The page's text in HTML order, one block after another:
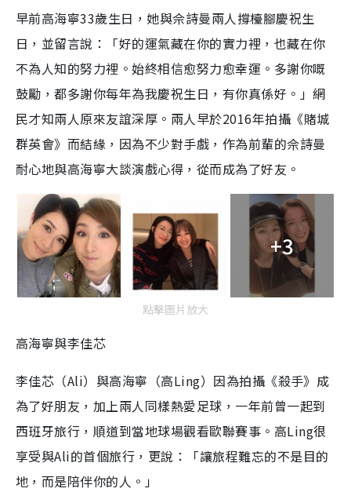
早前高海寧33歲生日，她與佘詩曼兩人撐檯腳慶祝生
日，並留言說：「好的運氣藏在你的實力裡，也藏在你
不為人知的努力裡。始終相信愈努力愈幸運。多謝你嘅
鼓勵，都多謝你每年為我慶祝生日，有你真係好。」網
民才知兩人原來友誼深厚。兩人早於2016年拍攝《賭城
群英會》而結緣，因為不少對手戲，作為前輩的佘詩曼
耐心地與高海寧大談演戲心得，從而成為了好友。
+3
點擊圖片放大
高海寧與李佳芯
李佳芯（Ali）與高海寧（高Ling）因為拍攝《殺手》成
為了好朋友，加上兩人同樣熱愛足球，一年前曾一起到
西班牙旅行，順道到當地球場觀看歐聯賽事。高Ling很
享受與Ali的首個旅行，更說：「讓旅程難忘的不是目的
地，而是陪伴你的人。」